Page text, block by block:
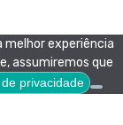
melhor experiência
assumiremos que
privacidade